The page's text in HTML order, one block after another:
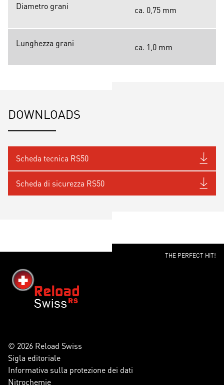
Diametro grani ca. 0,75 mm
Lunghezza grani ca. 1,0 mm
DOWNLOADS
Scheda tecnica RS50
Scheda di sicurezza RS50
THE PERFECT HIT!
© 2026 Reload Swiss
Sigla editoriale
Informativa sulla protezione dei dati
Nitrochemie